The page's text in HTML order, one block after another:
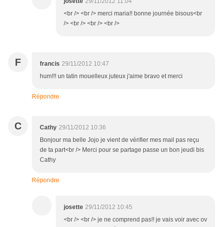
<br /> <br /> merci maria!! bonne journée bisous<br
/> <br /> <br /> <br />
F francis 29/11/2012 10:47
hum!!! un tatin mouelleux juteux j'aime bravo et merci
Répondre
C Cathy 29/11/2012 10:36
Bonjour ma belle Jojo je vient de vérifier mes mail pas reçu
de ta part<br /> Merci pour se partage passe un bon jeudi bis
Cathy
Répondre
josette 29/11/2012 10:45
<br /> <br /> je ne comprend pas!! je vais voir avec ov